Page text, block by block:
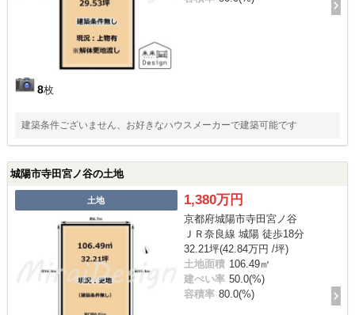
8枚
建築条件ございません、お好きなハウスメーカーで建築可能です
城陽市寺田宮ノ谷の土地
土地 1,380万円
京都府城陽市寺田宮ノ谷
ＪＲ奈良線 城陽 徒歩18分
32.21坪(42.84万円 /坪)
土地面積 106.49㎡
建ぺい率 50.0(%)
容積率 80.0(%)